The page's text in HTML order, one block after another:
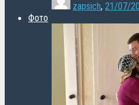
zapsich, 21/07/
Фото